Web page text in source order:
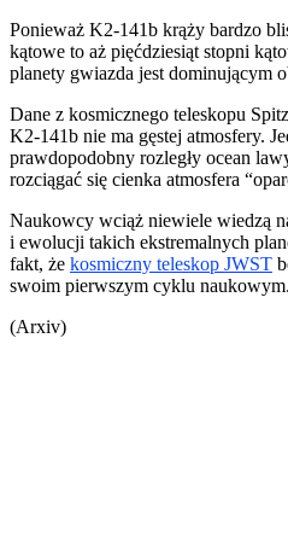
Ponieważ K2-141b krąży bardzo
kątowe to aż pięćdziesiąt stopni
planety gwiazda jest dominującym
Dane z kosmicznego teleskopu
K2-141b nie ma gęstej atmosfery.
prawdopodobny rozległy ocean
rozciągać się cienka atmosfera
Naukowcy wciąż niewiele wiedzą
i ewolucji takich ekstremalnych
fakt, że kosmiczny teleskop JWST
swoim pierwszym cyklu naukowym.
(Arxiv)